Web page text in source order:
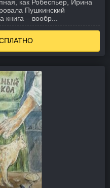
как Робеспьер, Ирина
Пушкинский
книга – вообр...